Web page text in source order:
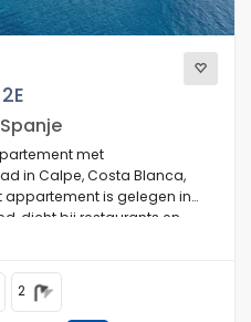
met
in Calpe, Costa Blanca,
appartement is gelegen in
dicht bij restaurants en
en is 25 m van Arenal
2